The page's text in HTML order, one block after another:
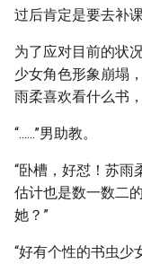
过后肯定是要去补
为了应对目前的状
少女角色形象崩塌
雨柔喜欢看什么书
“......”男助教。
“卧槽，好怼！苏雨
估计也是数一数二
她？”
“好有个性的书虫少